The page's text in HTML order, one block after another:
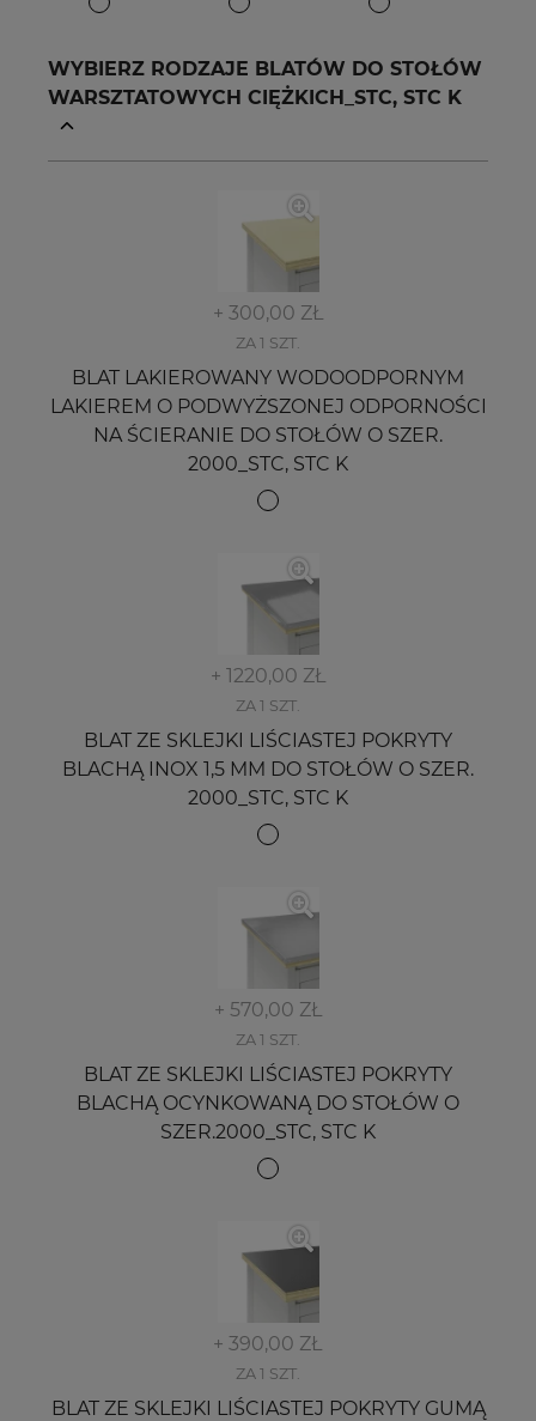
WYBIERZ RODZAJE BLATÓW DO STOŁÓW
WARSZTATOWYCH CIĘŻKICH_STC, STC K
+ 300,00 ZŁ
ZA 1 SZT.
BLAT LAKIEROWANY WODOODPORNYM
LAKIEREM O PODWYŻSZONEJ ODPORNOŚCI
NA ŚCIERANIE DO STOŁÓW O SZER.
2000_STC, STC K
+ 1220,00 ZŁ
ZA 1 SZT.
BLAT ZE SKLEJKI LIŚCIASTEJ POKRYTY
BLACHĄ INOX 1,5 MM DO STOŁÓW O SZER.
2000_STC, STC K
+ 570,00 ZŁ
ZA 1 SZT.
BLAT ZE SKLEJKI LIŚCIASTEJ POKRYTY
BLACHĄ OCYNKOWANĄ DO STOŁÓW O
SZER.2000_STC, STC K
+ 390,00 ZŁ
ZA 1 SZT.
BLAT ZE SKLEJKI LIŚCIASTEJ POKRYTY GUMĄ